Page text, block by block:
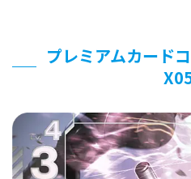
プレミアムカード